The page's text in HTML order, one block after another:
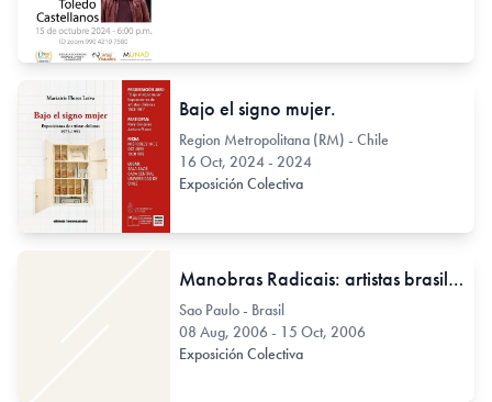
Bajo el signo mujer.
Region Metropolitana (RM) - Chile
16 Oct, 2024 - 2024
Exposición Colectiva
Manobras Radicais: artistas brasileiros 1886-2005
Sao Paulo - Brasil
08 Aug, 2006 - 15 Oct, 2006
Exposición Colectiva